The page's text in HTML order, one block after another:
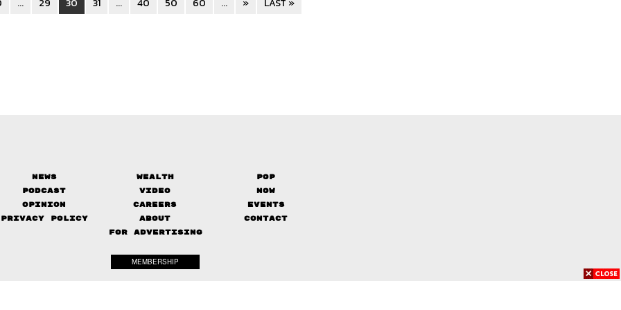
... 29 30 31 ... 40 50 60 ... » LAST »
News Wealth
Pop
Podcast
Video
Now
Opinion
Careers
Events
Privacy Policy
About
Contact
FOR ADVERTISING
MEMBERSHIP